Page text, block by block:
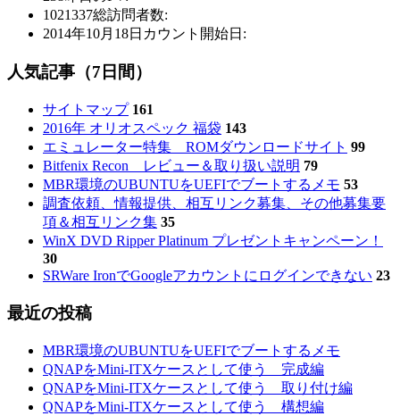
1021337総訪問者数:
2014年10月18日 カウント開始日:
人気記事（7日間）
サイトマップ 161
2016年 オリオスペック 福袋 143
エミュレーター特集 ROMダウンロードサイト 99
Bitfenix Recon レビュー＆取り扱い説明 79
MBR環境のUBUNTUをUEFIでブートするメモ 53
調査依頼、情報提供、相互リンク募集、その他募集要
項＆相互リンク集 35
WinX DVD Ripper Platinum プレゼントキャンペーン！
30
SRWare IronでGoogleアカウントにログインできない 23
最近の投稿
MBR環境のUBUNTUをUEFIでブートするメモ
QNAPをMini-ITXケースとして使う 完成編
QNAPをMini-ITXケースとして使う 取り付け編
QNAPをMini-ITXケースとして使う 構想編